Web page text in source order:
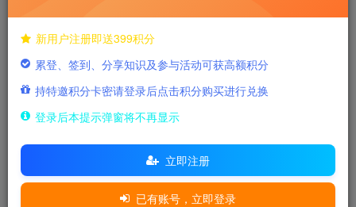
的。所以基本杜绝了做题和背题的方式，需要一定的实
战经验和见识。
一面
​ 1、sql注入基于利用方式而言有哪些类型？
新用户注册即送399积分
累登、签到、分享知识及参与活动可获高额积分
持特邀积分卡密请登录后点击积分购买进行兑换
登录后本提示弹窗将不再显示
立即注册
已有账号，立即登录